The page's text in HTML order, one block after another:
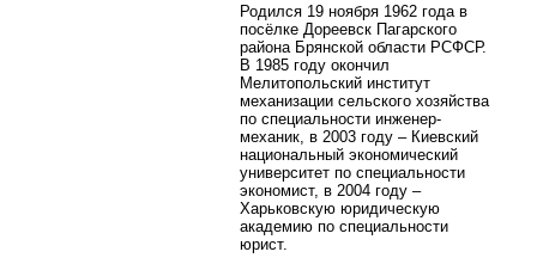
Родился 19 ноября 1962 года в
посёлке Дореевск Пагарского
района Брянской области РСФСР.
В 1985 году окончил
Мелитопольский институт
механизации сельского хозяйства
по специальности инженер-
механик, в 2003 году – Киевский
национальный экономический
университет по специальности
экономист, в 2004 году –
Харьковскую юридическую
академию по специальности
юрист.